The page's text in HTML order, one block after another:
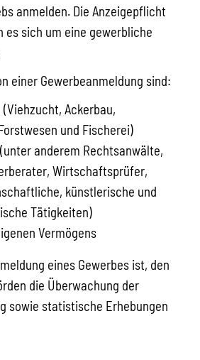
anmelden. Die Anzeigepflicht
es sich um eine gewerbliche
einer Gewerbeanmeldung sind:
Ackerbau,
und Fischerei)
anderem Rechtsanwälte,
Wirtschaftsprüfer,
künstlerische und
Tätigkeiten)
Vermögens
eines Gewerbes ist, den
die Überwachung der
sowie statistische Erhebungen